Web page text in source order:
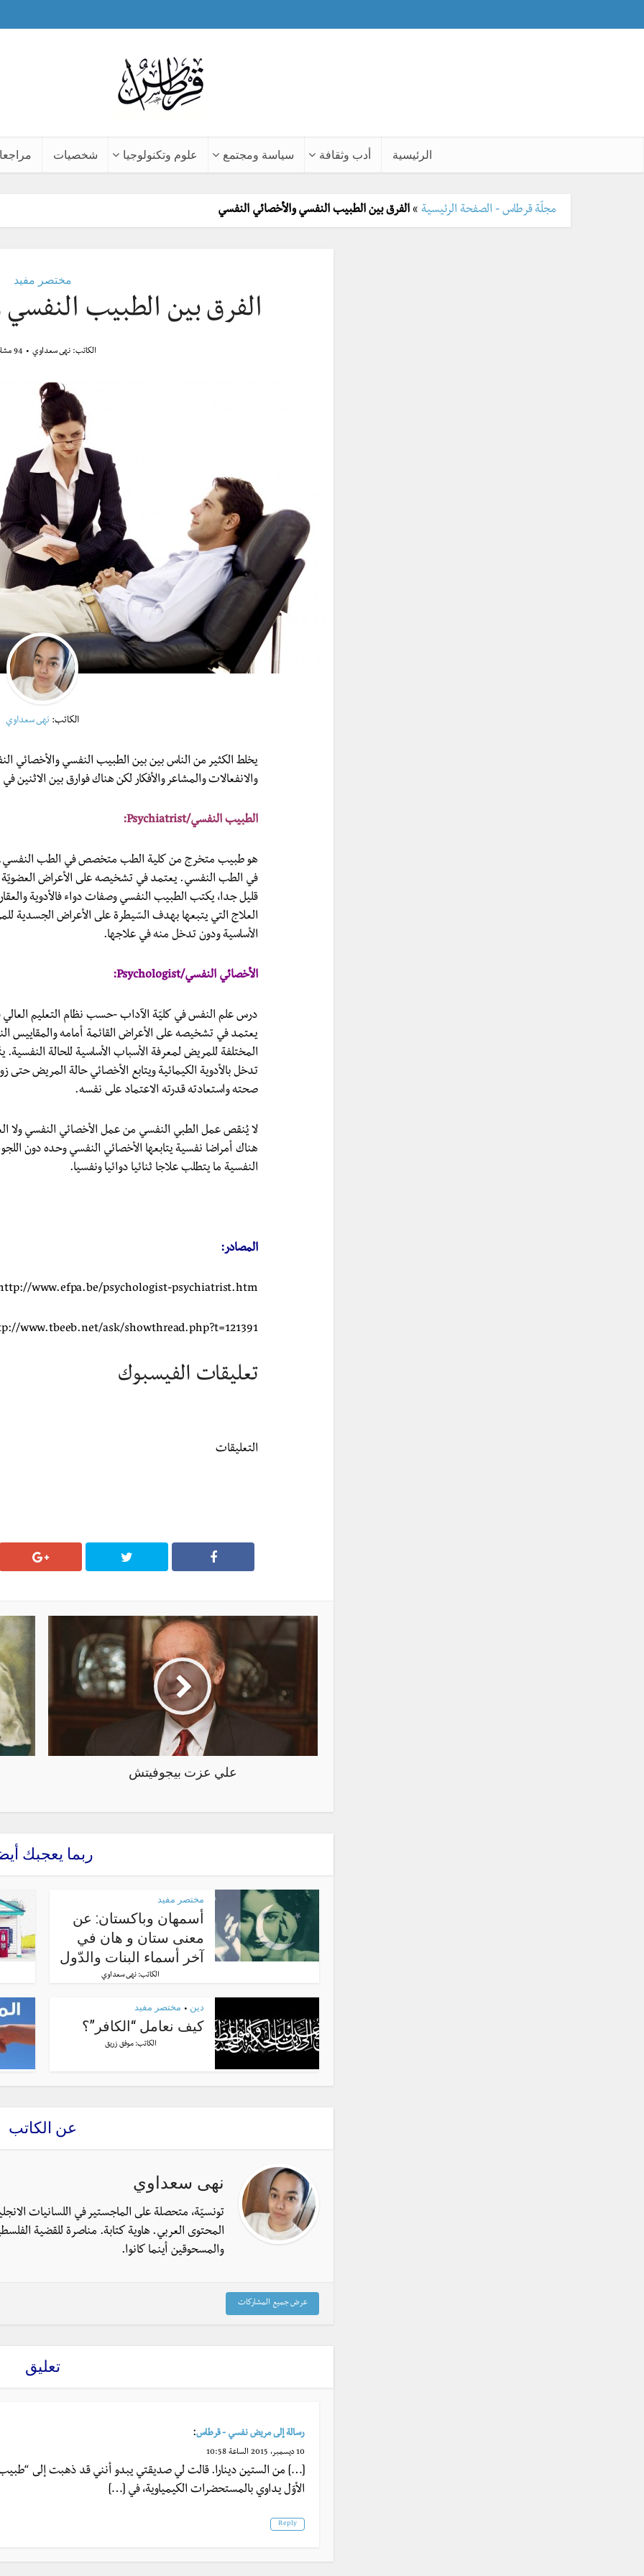
الرئيسية أدب وثقافة سياسة ومجتمع علوم وتكنولوجيا شخصيات
مجلّة قرطاس - الصفحة الرئيسية » الفرق بين الطبيب النفسي والأخصائي النفسي
مختصر مفيد
الفرق بين الطبيب
الكاتب: نهى سعداوي 94 مشاهدة
الكاتب: نهى سعداوي
يخلط الكثير من الناس بين بين الطبيب النفسي والأخصائي
والانفعالات والمشاعر والأفكار لكن هناك فوارق بين الاثنين
الطبيب النفسي/Psychiatrist:
هو طبيب متخرج من كلية الطب متخصص في الطب النفسي.
في الطب النفسي. يعتمد في تشخيصه على الأعراض العضويّة
قليل جدا، يكتب الطبيب النفسي وصفات دواء فالأدوية
العلاج التي يتبعها بهدف السّيطرة على الأعراض الجسدية
الأساسية ودون تدخل منه في علاجها.
الأخصائي النفسي/Psychologist:
درس علم النفس في كليّة الآداب -حسب نظام التعليم
يعتمد في تشخيصه على الأعراض القائمة أمامه والمقاييس
المختلفة للمريض لمعرفة الأسباب الأساسية للحالة
تدخل بالأدوية الكيمائية ويتابع الأخصائي حالة المريض
صحته واستعادته قدرته الاعتماد على نفسه.
لا يُنقص عمل الطبي النفسي من عمل الأخصائي النفسي ولا
هناك أمراضا نفسية يتابعها الأخصائي النفسي وحده دون
النفسية ما يتطلب علاجا ثنائيا دوائيا ونفسيا.
المصادر:
www.efpa.be/psychologist-psychiatrist.htm
www.tbeeb.net/ask/showthread.php?t=121391
تعليقات الفيسبوك
التعليقات
علي عزت بيجوفيتش
ربما يعجبك
مختصر مفيد
أسمهان وباكستان: عن
معنى ستان و هان في
آخر أسماء البنات والدّول
الكاتب: نهى سعداوي
دين • مختصر مفيد
كيف نعامل “الكافر”؟
الكاتب:موفق زريق
عن الكاتب
نهى سعداوي
تونسيّة، متحصلة على الماجستير في اللسانيات
المحتوى العربي. هاوية كتابة. مناصرة للقضية
والمسحوقين أينما كانوا.
عرض جميع المشاركات
تعليق
رسالة إلى مريض نفسي - قرطاس:
10 ديسمبر، 2015 الساعة 10:58
[…] من الستين دينارا. قالت لي صديقتي يبدو أنني قد ذهبت إلى
الأوّل يداوي بالمستحضرات الكيمياوية، في […]
Reply